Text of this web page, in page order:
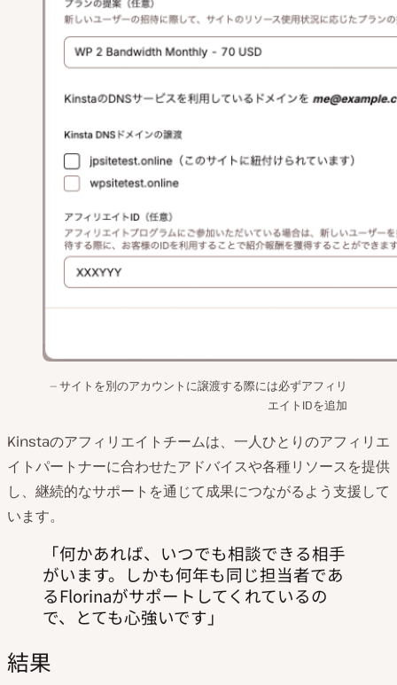
サイトを別のアカウントに譲渡する際には必ずアフィリ
エイトIDを追加
Kinstaのアフィリエイトチームは、一人ひとりのアフィリエ
イトパートナーに合わせたアドバイスや各種リソースを提供
し、継続的なサポートを通じて成果につながるよう支援して
います。
何かあれば、いつでも相談できる相手
がいます。しかも何年も同じ担当者であ
るFlorinaがサポートしてくれているの
で、とても心強いです
結果